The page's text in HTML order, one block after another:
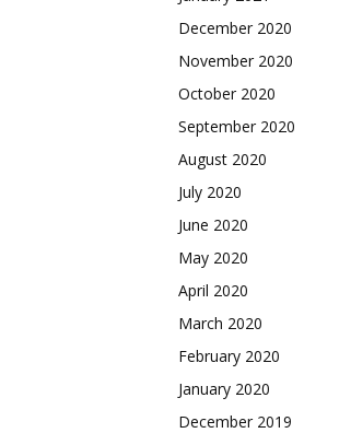
December 2020
November 2020
October 2020
September 2020
August 2020
July 2020
June 2020
May 2020
April 2020
March 2020
February 2020
January 2020
December 2019